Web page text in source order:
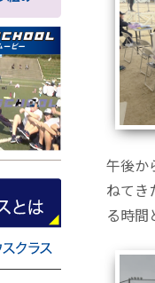
午後か
ねてき
る時間